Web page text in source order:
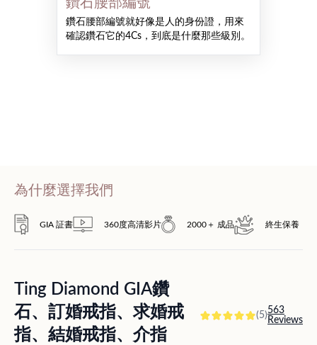
鑽石腰部編號就好像是人的身份證，用來
確認鑽石它的4Cs，到底是什麼那些級別。
為什麼選擇我們
GIA 証書 360度高清影片 2000＋ 成品 終生保養
Ting Diamond GIA鑽
石、訂婚戒指、求婚戒
指、結婚戒指、介指
(5)563
Reviews